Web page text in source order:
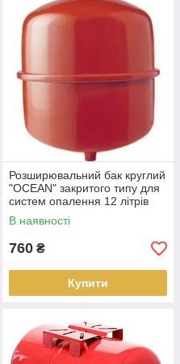
Розширювальний бак круглий
"OCEAN" закритого типу для
систем опалення 12 літрів
В наявності
760 ₴
Купити